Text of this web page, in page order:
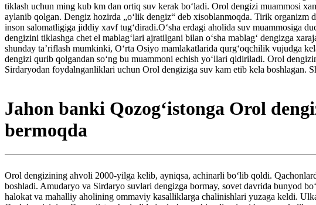
tiklash uchun ming kub km dan ortiq suv kerak boʻladi. Orol dengizi muammosi
aylanib qolgan. Dengiz hozirda „oʻlik dengiz“ deb xisoblanmoqda. Tirik organizm
inson salomatligiga jiddiy xavf tugʻdiradi.Oʻsha erdagi aholida suv muammosiga
dengizini tiklashga chet el mablagʻlari ajratilgani bilan oʻsha mablagʻ dengizga
shunday taʼriflash mumkinki, Oʻrta Osiyo mamlakatlarida qurgʻoqchilik vujudga
dengizi qurib qolgandan soʻng bu muammoni echish yoʻllari qidiriladi. Orol
Sirdaryodan foydalnganliklari uchun Orol dengiziga suv kam etib kela boshlagan.
Jahon banki Qozogʻistonga Orol
bermoqda
Orol dengizining ahvoli 2000-yilga kelib, ayniqsa, achinarli boʻlib qoldi.
boshladi. Amudaryo va Sirdaryo suvlari dengizga bormay, sovet davrida bunyod
halokat va mahalliy aholining ommaviy kasalliklarga chalinishlari yuzaga keldi.